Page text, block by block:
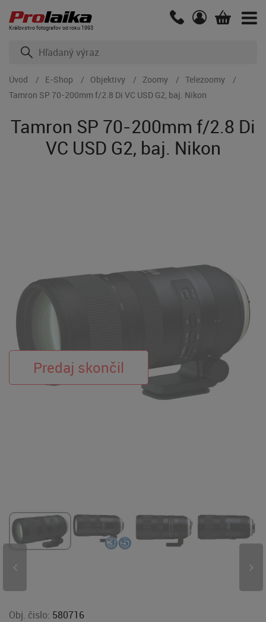
Kráľovstvo fotografov od roku 1993
Úvod E-Shop Objektívy Zoomy
Telezoomy
Tamron SP 70-200mm f/2.8 Di VC USD G2, baj. Nikon
Tamron SP 70-200mm f/2.8 Di
VC USD G2, baj. Nikon
Obj. čislo: 580716